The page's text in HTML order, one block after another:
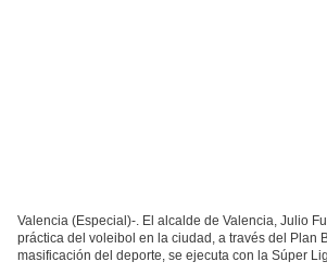
Valencia (Especial)-. El alcalde de Valencia, Julio
práctica del voleibol en la ciudad, a través del Plan
masificación del deporte, se ejecuta con la Súper